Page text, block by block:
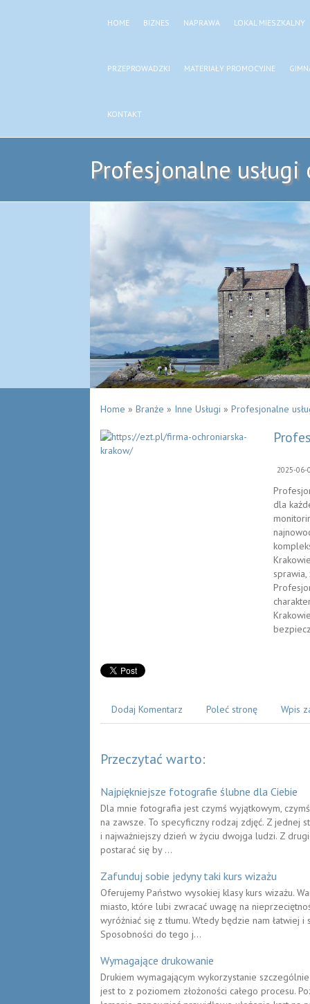
HOME BIZNES NAPRAWA LOKAL MIESZKALNY
PRZEPROWADZKI MATERIAŁY PROMOCYJNE
KONTAKT
Profesjonalne
Home » Branże » Inne Usługi » Profesjonalne
2025-06-
dla
Dodaj Komentarz Poleć stronę Wpis
Przeczytać warto:
Najpiękniejsze fotografie ślubne dla Ciebie
Dla mnie fotografia jest czymś wyjątkowym,
na zawsze. To specyficzny rodzaj zdjęć. Z jednej
i najważniejszy dzień w życiu dwojga ludzi. Z
postarać się by ...
Zafunduj sobie jedyny taki kurs wizażu
Oferujemy Państwo wysokiej klasy kurs wizażu.
miasto, które lubi zwracać uwagę na
wyróżniać się z tłumu. Wtedy będzie nam łatwiej
Sposobności do tego j...
Wymagające drukowanie
Drukiem wymagającym wykorzystanie
jest to z poziomem złożoności całego procesu.